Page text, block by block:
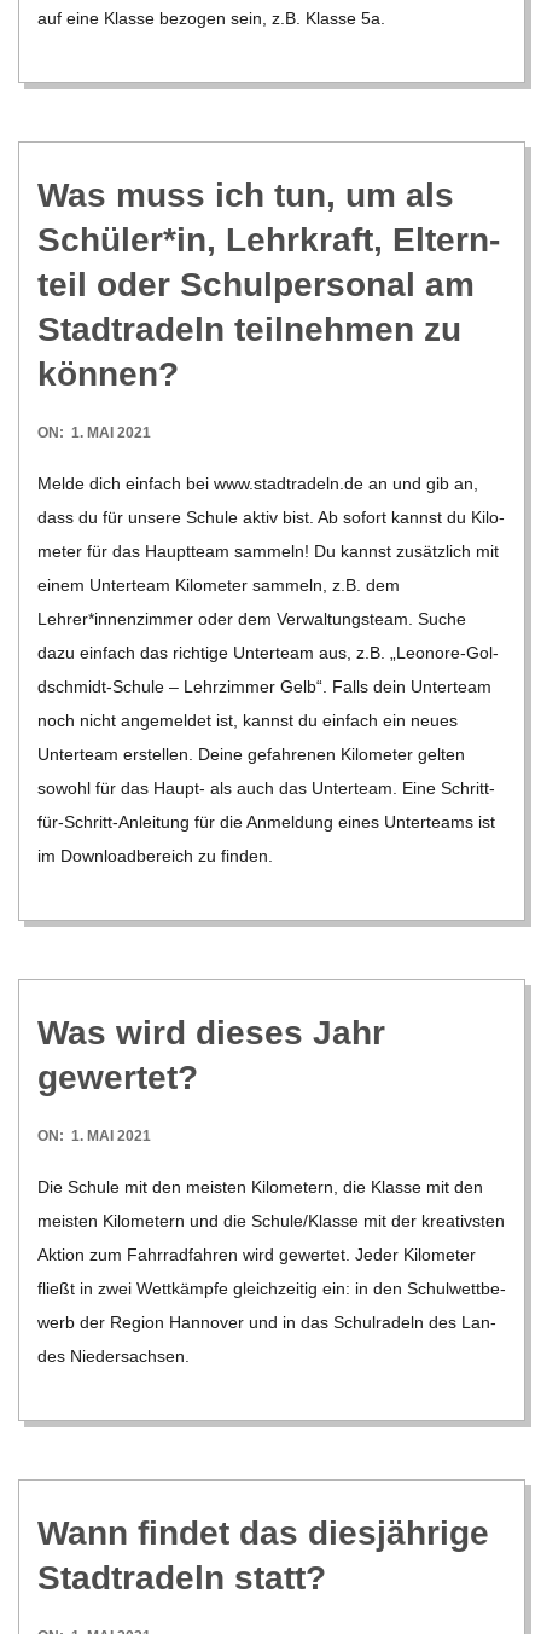
auf eine Klasse bezo­gen sein, z.B. Klasse 5a.
Was muss ich tun, um als
Schüler*in, Lehr­kraft, Eltern­
teil oder Schul­per­so­nal am
Stadt­ra­deln teil­neh­men zu
können?
2021-
ON: 1. MAI 2021
Melde dich ein­fach bei www​.stadt​ra​deln​.de an und gib an,
dass du für unsere Schule aktiv bist. Ab sofort kannst du Kilo­
me­ter für das Haupt­team sam­meln! Du kannst zusätz­lich mit
einem Unter­team Kilo­me­ter sam­meln, z.B. dem
Lehrer*innenzimmer oder dem Ver­wal­tungs­team. Suche
dazu ein­fach das rich­tige Unter­team aus, z.B. „Leo­­nore-Gol­
d­­schmidt-Schule – Lehr­zim­mer Gelb“. Falls dein Unter­team
noch nicht ange­mel­det ist, kannst du ein­fach ein neues
Unter­team erstel­len. Deine gefah­re­nen Kilo­me­ter gel­ten
sowohl für das Haupt- als auch das Unter­team. Eine Schritt-
für-Schritt-Anlei­­tung für die Anmel­dung eines Unter­teams ist
im Down­load­be­reich zu fin­den.
Was wird die­ses Jahr
gewertet?
2021-
ON: 1. MAI 2021
Die Schule mit den meis­ten Kilo­me­tern, die Klasse mit den
meis­ten Kilo­me­tern und die Schule/​​Klasse mit der krea­tivs­ten
Aktion zum Fahr­rad­fah­ren wird gewer­tet. Jeder Kilo­me­ter
fließt in zwei Wett­kämpfe gleich­zei­tig ein: in den Schul­wett­be­
werb der Region Han­no­ver und in das Schul­ra­deln des Lan­
des Nie­der­sach­sen.
Wann fin­det das dies­jäh­rige
Stadt­ra­deln statt?